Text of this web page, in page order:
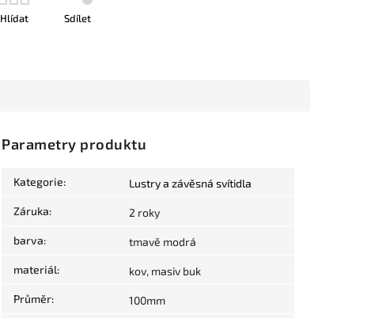
Hlídat Sdílet
Parametry produktu
Kategorie: Lustry a závěsná svítidla
Záruka: 2 roky
barva: tmavě modrá
materiál: kov, masiv buk
Průměr: 100mm